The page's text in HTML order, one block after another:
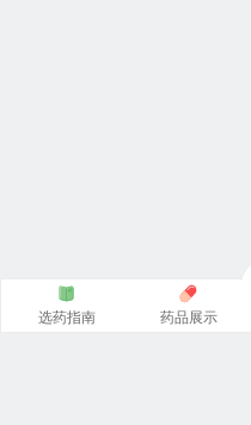
选药指南 药品展示